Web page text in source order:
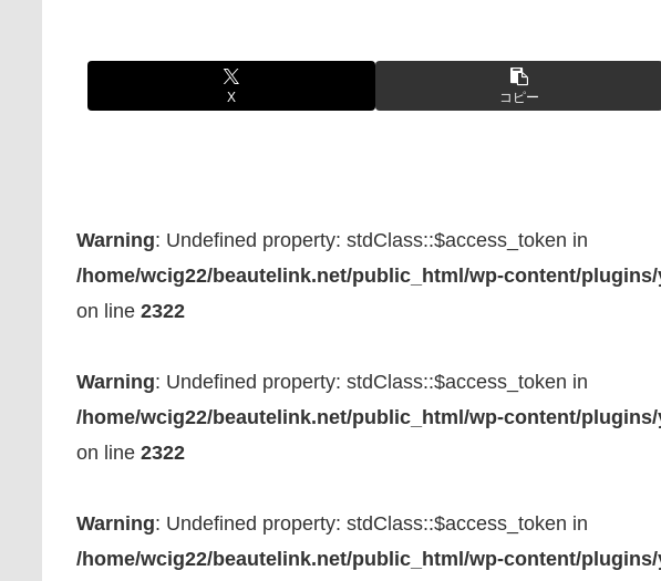
X コピー
Warning: Undefined property: stdClass::$access_token in
/home/wcig22/beautelink.net/public_html/wp-content/
on line 2322
Warning: Undefined property: stdClass::$access_token in
/home/wcig22/beautelink.net/public_html/wp-content/
on line 2322
Warning: Undefined property: stdClass::$access_token in
/home/wcig22/beautelink.net/public_html/wp-content/